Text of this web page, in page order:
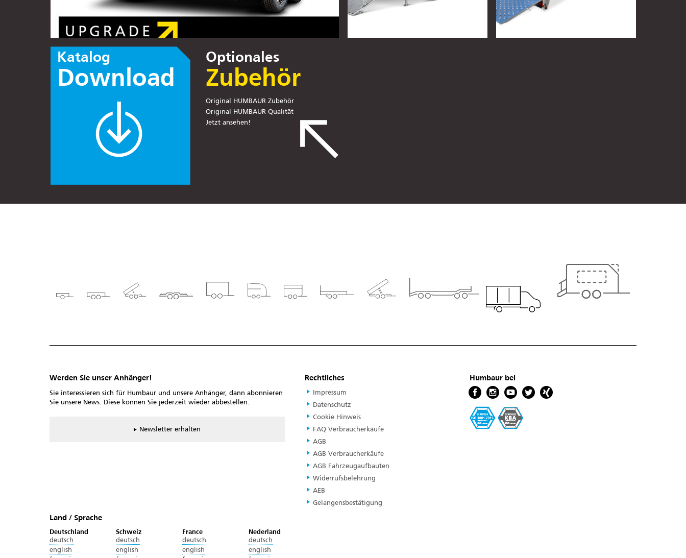
Katalog
Download
Optionales
Zubehör
Original HUMBAUR Zubehör
Original HUMBAUR Qualität
Jetzt ansehen!
Werden Sie unser Anhänger!
Sie interessieren sich für Humbaur und unsere Anhänger, dann abonnieren
Sie unsere News. Diese können Sie jederzeit wieder abbestellen.
Newsletter erhalten
Rechtliches
Impressum
Datenschutz
Cookie Hinweis
FAQ Verbraucherkäufe
AGB
AGB Verbraucherkäufe
AGB Fahrzeugaufbauten
Widerrufsbelehrung
AEB
Gelangensbestätigung
Humbaur bei
Land / Sprache
Deutschland
deutsch
english
Schweiz
deutsch
english
France
deutsch
english
Nederland
deutsch
english